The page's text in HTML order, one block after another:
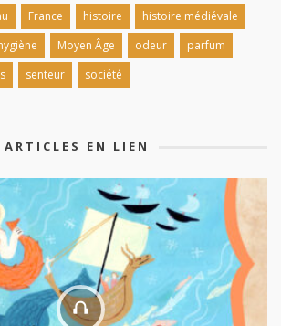
France histoire
histoire médiévale
Moyen Âge odeur
parfum
senteur société
ARTICLES EN LIEN